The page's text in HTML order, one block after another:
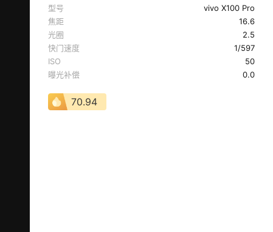
型号
vivo X100 Pro
焦距
16.6
光圈
2.5
快门速度
1/597
ISO
50
曝光补偿
0.0
70.94